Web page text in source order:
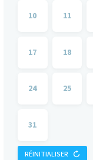
10 11
17 18
24 25
31
RÉINITIALISER